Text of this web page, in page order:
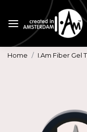
Home I.Am Fiber Gel